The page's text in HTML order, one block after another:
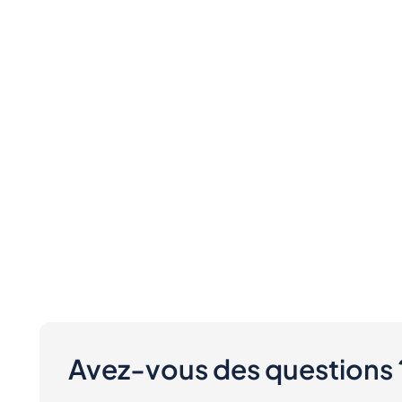
Avez-vous des questions